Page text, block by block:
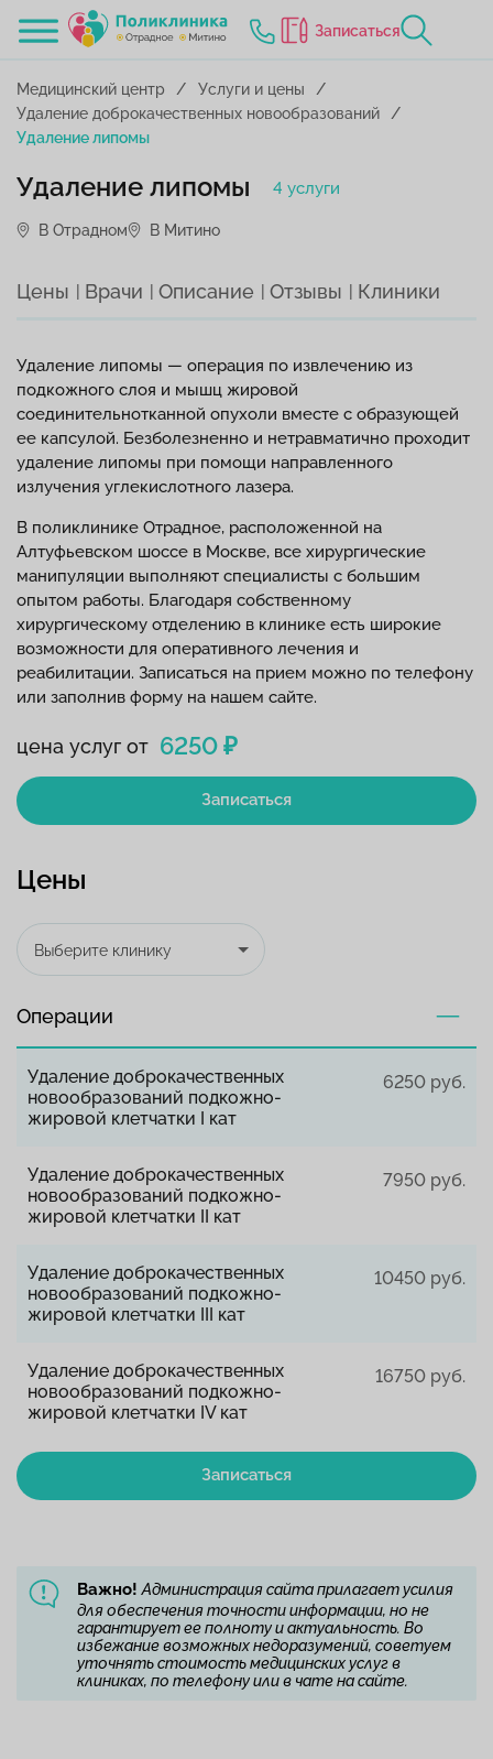
Записаться
Медицинский центр
Услуги и цены
Удаление доброкачественных новообразований
Удаление липомы
цена услуг от 6250 ₽
Записаться
Удаление липомы 4 услуги
В Отрадном В Митино
Цены Врачи Описание Отзывы Клиники
Удаление липомы — операция по извлечению из
подкожного слоя и мышц жировой
соединительнотканной опухоли вместе с образующей
ее капсулой. Безболезненно и нетравматично проходит
удаление липомы при помощи направленного
излучения углекислотного лазера.
В поликлинике Отрадное, расположенной на
Алтуфьевском шоссе в Москве, все хирургические
манипуляции выполняют специалисты с большим
опытом работы. Благодаря собственному
хирургическому отделению в клинике есть широкие
возможности для оперативного лечения и
реабилитации. Записаться на прием можно по телефону
или заполнив форму на нашем сайте.
Цены
Выберите клинику
Операции
Удаление доброкачественных
новообразований подкожно-
жировой клетчатки I кат
6250 руб.
Удаление доброкачественных
новообразований подкожно-
жировой клетчатки II кат
7950 руб.
Удаление доброкачественных
новообразований подкожно-
жировой клетчатки III кат
10450 руб.
Удаление доброкачественных
новообразований подкожно-
жировой клетчатки IV кат
16750 руб.
Записаться
Важно! Администрация сайта прилагает усилия
для обеспечения точности информации, но не
гарантирует ее полноту и актуальность. Во
избежание возможных недоразумений, советуем
уточнять стоимость медицинских услуг в
клиниках, по телефону или в чате на сайте.